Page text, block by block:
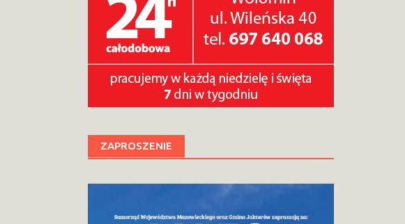
ZAPROSZENIE